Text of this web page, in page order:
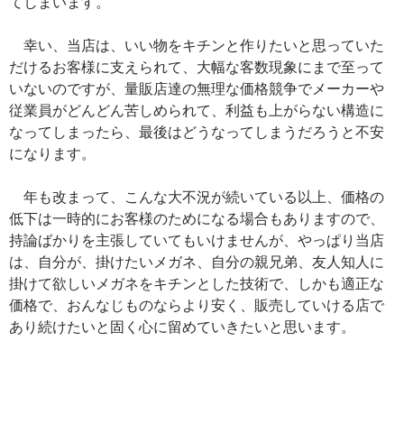
幸い、当店は、いい物をキチンと作りたいと思っていた
だけるお客様に支えられて、大幅な客数現象にまで至って
いないのですが、量販店達の無理な価格競争でメーカーや
従業員がどんどん苦しめられて、利益も上がらない構造に
なってしまったら、最後はどうなってしまうだろうと不安
になります。
年も改まって、こんな大不況が続いている以上、価格の
低下は一時的にお客様のためになる場合もありますので、
持論ばかりを主張していてもいけませんが、やっぱり当店
は、自分が、掛けたいメガネ、自分の親兄弟、友人知人に
掛けて欲しいメガネをキチンとした技術で、しかも適正な
価格で、おんなじものならより安く、販売していける店で
あり続けたいと固く心に留めていきたいと思います。